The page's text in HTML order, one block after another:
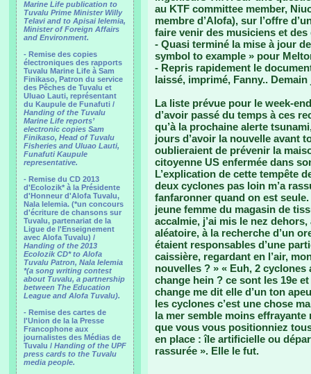
Marine Life publication to
Tuvalu Prime Minister Willy
Telavi and to Apisai Ielemia,
Minister of Foreign Affairs
and Environment.
- Remise des copies
électroniques des rapports
Tuvalu Marine Life à Sam
Finikaso, Patron du service
des Pêches de Tuvalu et
Uluao Lauti, représentant
du Kaupule de Funafuti /
Handing of the Tuvalu
Marine Life reports’
electronic copies Sam
Finikaso, Head of Tuvalu
Fisheries and Uluao Lauti,
Funafuti Kaupule
representative.
- Remise du CD 2013
d'Ecolozik* à la Présidente
d'Honneur d'Alofa Tuvalu,
Nala Ielemia. (*un concours
d'écriture de chansons sur
Tuvalu, partenariat de la
Ligue de l'Enseignement
avec Alofa Tuvalu) /
Handing of the 2013
Ecolozik CD* to Alofa
Tuvalu Patron, Nala Ielemia
*(a song writing contest
about Tuvalu, a partnership
between The Education
League and Alofa Tuvalu).
- Remise des cartes de
l'Union de la la Presse
Francophone aux
journalistes des Médias de
Tuvalu / Handing of the UPF
press cards to the Tuvalu
media people.
au KTF committee member,
membre d’Alofa), sur l’offre
faire venir des musiciens et des
- Quasi terminé la mise à jour
symbol to example » pour
- Repris rapidement le
laissé, imprimé, Fanny..
La liste prévue pour le week-
d’avoir passé du temps à ces
qu’à la prochaine alerte
jours d’avoir la nouvelle avant
oublieraient de prévenir la
citoyenne US enfermée dans
L’explication de cette tempête
deux cyclones pas loin m’a
fanfaronner quand on est
jeune femme du magasin de
accalmie, j’ai mis le nez
aléatoire, à la recherche d’un
étaient responsables d’une
caissière, regardant en l’air,
nouvelles ? » « Euh, 2
change hein ? ce sont les 19e
change me dit elle d’un ton
les cyclones c’est une chose
la mer semble moins
que vous vous positionniez
en place : île artificielle ou
rassurée ». Elle le fut.